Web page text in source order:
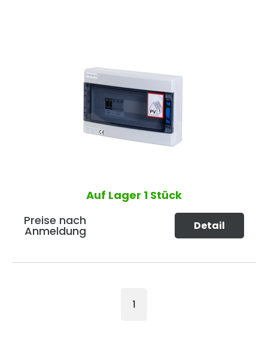
Auf Lager 1 Stück
Preise nach
Anmeldung Detail
1